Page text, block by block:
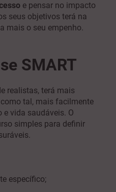
e pensar no impacto
seus objetivos terá na
mais o seu empenho.
SMART
realistas, terá mais
tal, mais facilmente
vida saudáveis. O
simples para definir
específico;